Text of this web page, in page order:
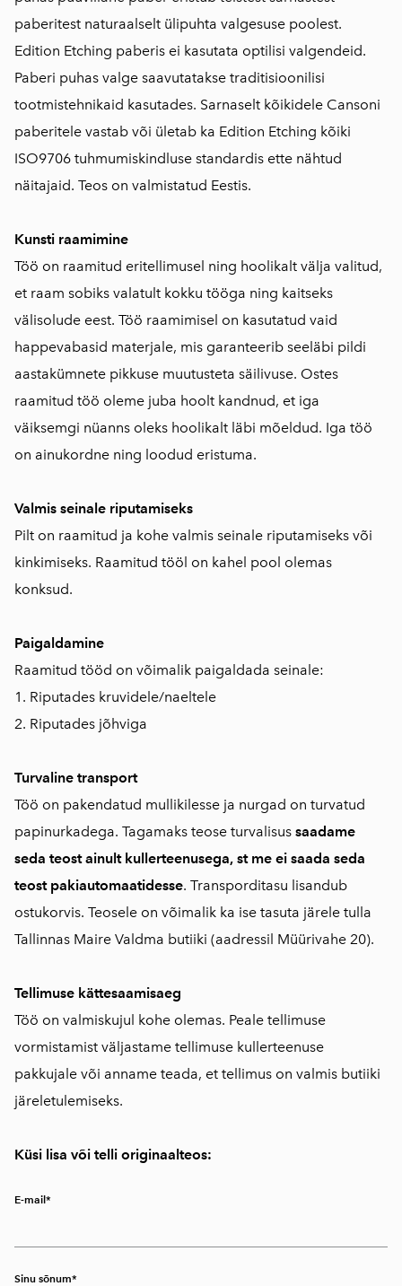
paberitest naturaalselt ülipuhta valgesuse poolest.
Edition Etching paberis ei kasutata optilisi valgendeid.
Paberi puhas valge saavutatakse traditisioonilisi
tootmistehnikaid kasutades. Sarnaselt kõikidele Cansoni
paberitele vastab või ületab ka Edition Etching kõiki
ISO9706 tuhmumiskindluse standardis ette nähtud
näitajaid. Teos on valmistatud Eestis.
Kunsti raamimine
Töö on raamitud eritellimusel ning hoolikalt välja valitud,
et raam sobiks valatult kokku tööga ning kaitseks
välisolude eest. Töö raamimisel on kasutatud vaid
happevabasid materjale, mis garanteerib seeläbi pildi
aastakümnete pikkuse muutusteta säilivuse. Ostes
raamitud töö oleme juba hoolt kandnud, et iga
väiksemgi nüanns oleks hoolikalt läbi mõeldud. Iga töö
on ainukordne ning loodud eristuma.
Valmis seinale riputamiseks
Pilt on raamitud ja kohe valmis seinale riputamiseks või
kinkimiseks. Raamitud tööl on kahel pool olemas
konksud.
Paigaldamine
Raamitud tööd on võimalik paigaldada seinale:
1. Riputades kruvidele/naeltele
2. Riputades jõhviga
Turvaline transport
Töö on pakendatud mullikilesse ja nurgad on turvatud
papinurkadega. Tagamaks teose turvalisus saadame
seda teost ainult kullerteenusega, st me ei saada seda
teost pakiautomaatidesse. Transporditasu lisandub
ostukorvis. Teosele on võimalik ka ise tasuta järele tulla
Tallinnas Maire Valdma butiiki (aadressil Müürivahe 20).
Tellimuse kättesaamisaeg
Töö on valmiskujul kohe olemas. Peale tellimuse
vormistamist väljastame tellimuse kullerteenuse
pakkujale või anname teada, et tellimus on valmis butiiki
järeletulemiseks.
Küsi lisa või telli originaalteos:
E-mail
Sinu sõnum